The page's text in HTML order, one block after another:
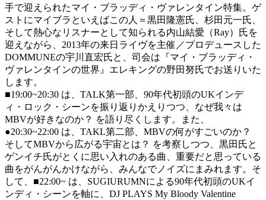
手で迎えられたマイ・ブラッディ・ヴァレンタイン特集。ゲ
ストにマイブラといえばこの人＝黒田隆憲氏、杉田元一氏、
そして熱心なリスナーとして知られる内山結愛（Ray）氏を
迎えながら、2013年の来日ライヴを主催／プロデュースした
DOMMUNEの宇川直宏氏と、司会は『マイ・ブラッディ・
ヴァレンタインの世界』エレキングの野田努氏でお送りいた
します。
■19:00~20:30 は、TALK第一部、90年代初頭のUKインデ
ィ・ロック・シーンを振り返りかえりつつ、なぜ我々は
MBVが好きなのか？ を語り尽くします。また、
●20:30~22:00 は、TAKL第二部、MBVの何がすごいのか？
そしてMBVから広がる宇宙とは？ を考察しつつ、黒田氏と
ゲンイチ氏がとくに思い入れのある曲、重要だと思っている
曲をがんがんかけながら、みんなでノイズにまみれます。そ
して、■22:00~ は、SUGIURUMNによる90年代初頭のUKイ
ンディ・シーンを軸に、DJ PLAYS My Bloody Valentine